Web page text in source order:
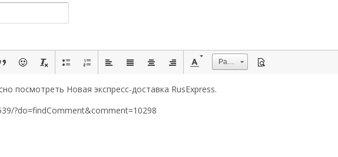
Размер
посмотреть Новая экспресс-доставка RusExpress.
?do=findComment&comment=10298